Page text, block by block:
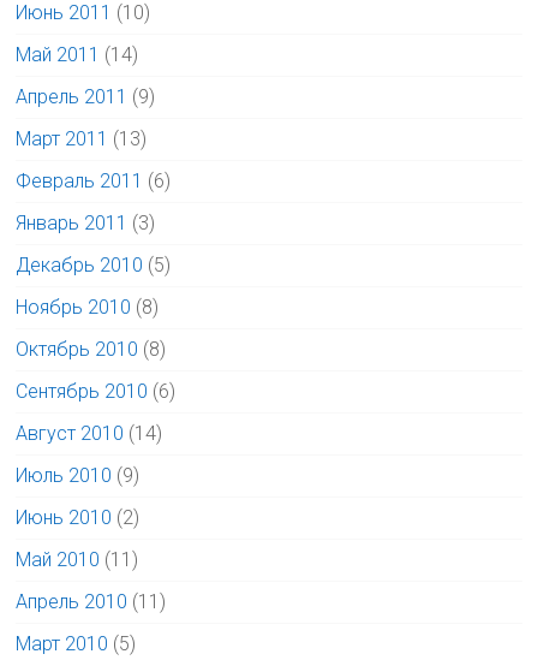
Июнь 2011 (10)
Май 2011 (14)
Апрель 2011 (9)
Март 2011 (13)
Февраль 2011 (6)
Январь 2011 (3)
Декабрь 2010 (5)
Ноябрь 2010 (8)
Октябрь 2010 (8)
Сентябрь 2010 (6)
Август 2010 (14)
Июль 2010 (9)
Июнь 2010 (2)
Май 2010 (11)
Апрель 2010 (11)
Март 2010 (5)